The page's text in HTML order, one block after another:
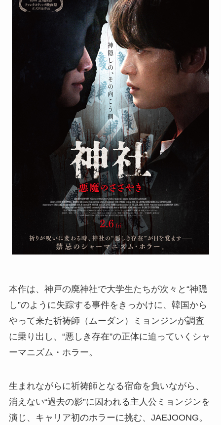
本作は、神戸の廃神社で大学生たちが次々と“神隠
し”のように失踪する事件をきっかけに、韓国から
やって来た祈祷師（ムーダン）ミョンジンが調査
に乗り出し、“悪しき存在”の正体に迫っていくシャ
ーマニズム・ホラー。
生まれながらに祈祷師となる宿命を負いながら、
消えない“過去の影”に囚われる主人公ミョンジンを
演じ、キャリア初のホラーに挑む、JAEJOONG。